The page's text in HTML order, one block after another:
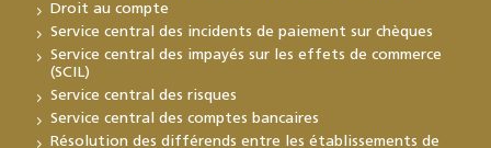
Droit au compte
Service central des incidents de paiement sur chèques
Service central des impayés sur les effets de commerce
(SCIL)
Service central des risques
Service central des comptes bancaires
Résolution des différends entre les établissements de